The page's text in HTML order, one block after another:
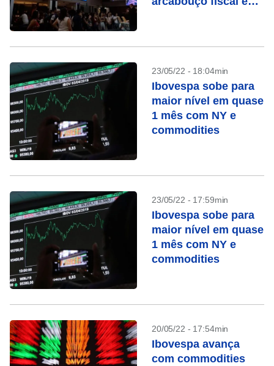
23/05/22 - 18:04min
Ibovespa sobe para
maior nível em quase
1 mês com NY e
commodities
23/05/22 - 17:59min
Ibovespa sobe para
maior nível em quase
1 mês com NY e
commodities
20/05/22 - 17:54min
Ibovespa avança
com commodities